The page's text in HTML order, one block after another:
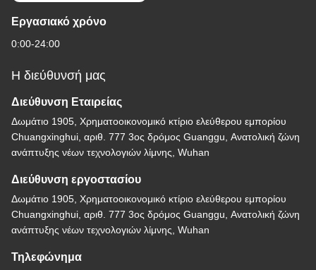
Εργασιακό χρόνο
0:00-24:00
Η διεύθυνσή μας
Διεύθυνση Εταιρείας
Δωμάτιο 1905, Χρηματοοικονομικό κτίριο ελεύθερου εμπορίου
Chuangxinghui, αριθ. 777 3ος δρόμος Guanggu, Ανατολική ζώνη
ανάπτυξης νέων τεχνολογιών λίμνης, Wuhan
Διεύθυνση εργοστασίου
Δωμάτιο 1905, Χρηματοοικονομικό κτίριο ελεύθερου εμπορίου
Chuangxinghui, αριθ. 777 3ος δρόμος Guanggu, Ανατολική ζώνη
ανάπτυξης νέων τεχνολογιών λίμνης, Wuhan
Τηλεφώνημα